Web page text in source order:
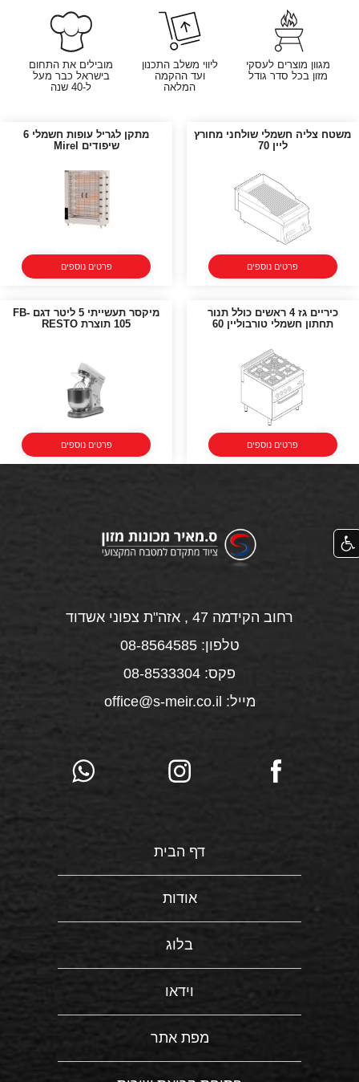
מגוון מוצרים לעסקי
מזון בכל סדר גודל
ליווי משלב התכנון
ועד ההקמה
המלאה
מובילים את התחום
בישראל כבר מעל
ל-40 שנה
משטח צליה חשמלי שולחני מחורץ
ליין 70
פרטים נוספים
מתקן לגריל עופות חשמלי 6
שיפודים Mirel
פרטים נוספים
כיריים גז 4 ראשים כולל תנור
תחתון חשמלי טורבוליין 60
פרטים נוספים
מיקסר תעשייתי 5 ליטר דגם FB-
105 תוצרת RESTO
פרטים נוספים
רחוב הקידמה 47 , אזה"ת צפוני אשדוד
טלפון: 08-8564585
פקס: 08-8533304
מייל: office@s-meir.co.il
דף הבית
אודות
בלוג
וידאו
מפת אתר